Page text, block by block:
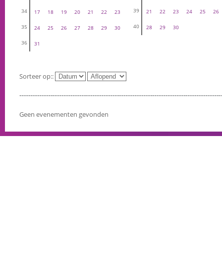
34 17 18 19 20 21 22 23
35 24 25 26 27 28 29 30
36 31
39 21 22 23 24 25 26
40 28 29 30
Sorteer op::
Geen evenementen gevonden